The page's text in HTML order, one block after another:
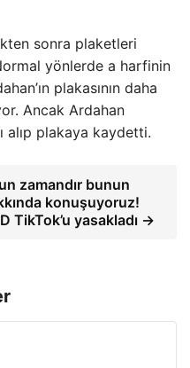
sonra plaketleri
yönlerde a harfinin
plakasının daha
Ancak Ardahan
alıp plakaya kaydetti.
zamandır bunun
konuşuyoruz!
TikTok’u yasakladı →